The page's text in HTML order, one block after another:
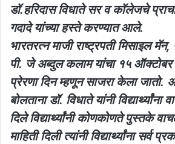
डॉ.हरिदास विधाते सर व कॉलेजचे
गदादे यांच्या हस्ते करण्यात आले.
भारतरत्न माजी राष्ट्रपती मिसाइल मॅन,
पी. जे अब्दुल कलाम यांचा १५ ऑक्टोबर
प्रेरणा दिन म्हणून साजरा केला जातो.
बोलताना डॉ. विधाते यांनी विद्यार्थ्यांना
दिले विद्यार्थ्यांनी कोणकोणते पुस्तके
माहिती दिली त्यांनी विद्यार्थ्यांना सर्व